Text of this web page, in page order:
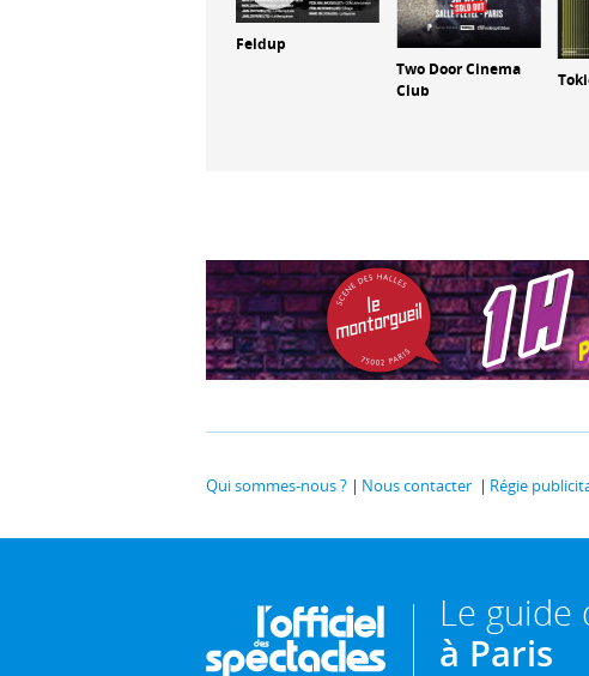
Feldup
Two Door Cinema
Club
Qui sommes-nous ? Nous contacter Régie
Le guide
à Paris